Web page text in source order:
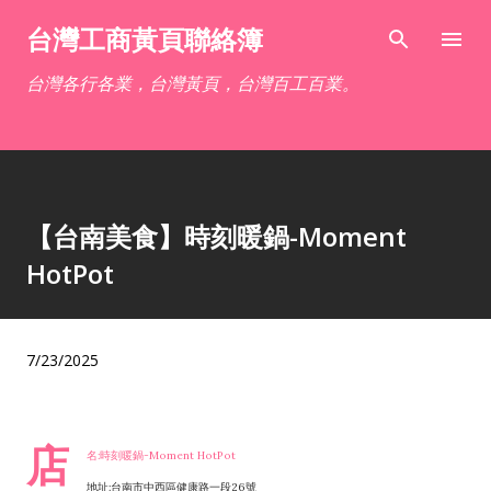
跳到主要內容
台灣工商黃頁聯絡簿
台灣各行各業，台灣黃頁，台灣百工百業。
【台南美食】時刻暖鍋-Moment
HotPot
7/23/2025
店 名:時刻暖鍋-Moment HotPot
地址:台南市中西區健康路一段26號